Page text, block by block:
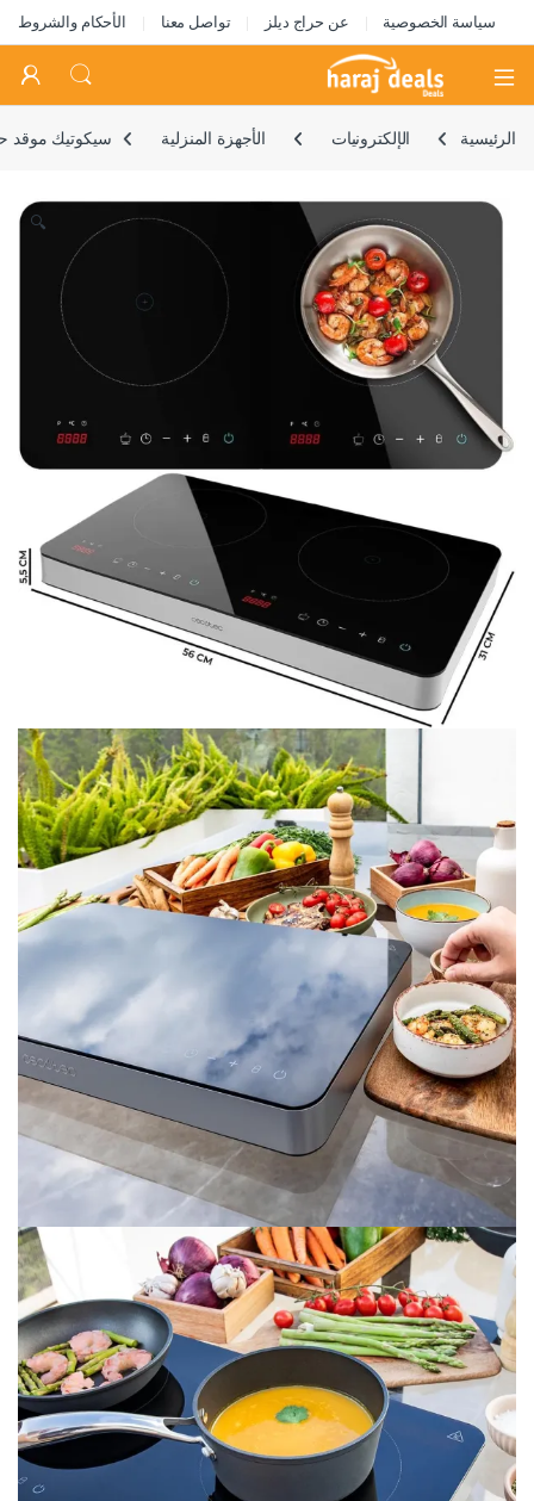
سياسة الخصوصية عن حراج ديلز تواصل معنا الأحكام والشروط
Open
الرئيسية الإلكترونيات الأجهزة المنزلية سيكوتيك موقد حثي رقمي مزدوج من
🔍